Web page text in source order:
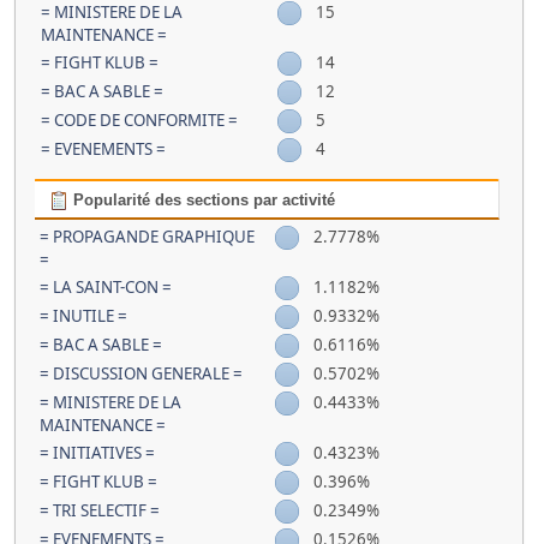
= MINISTERE DE LA
MAINTENANCE =
15
= FIGHT KLUB =
14
= BAC A SABLE =
12
= CODE DE CONFORMITE =
5
= EVENEMENTS =
4
Popularité des sections par activité
= PROPAGANDE GRAPHIQUE
=
2.7778%
= LA SAINT-CON =
1.1182%
= INUTILE =
0.9332%
= BAC A SABLE =
0.6116%
= DISCUSSION GENERALE =
0.5702%
= MINISTERE DE LA
MAINTENANCE =
0.4433%
= INITIATIVES =
0.4323%
= FIGHT KLUB =
0.396%
= TRI SELECTIF =
0.2349%
= EVENEMENTS =
0.1526%